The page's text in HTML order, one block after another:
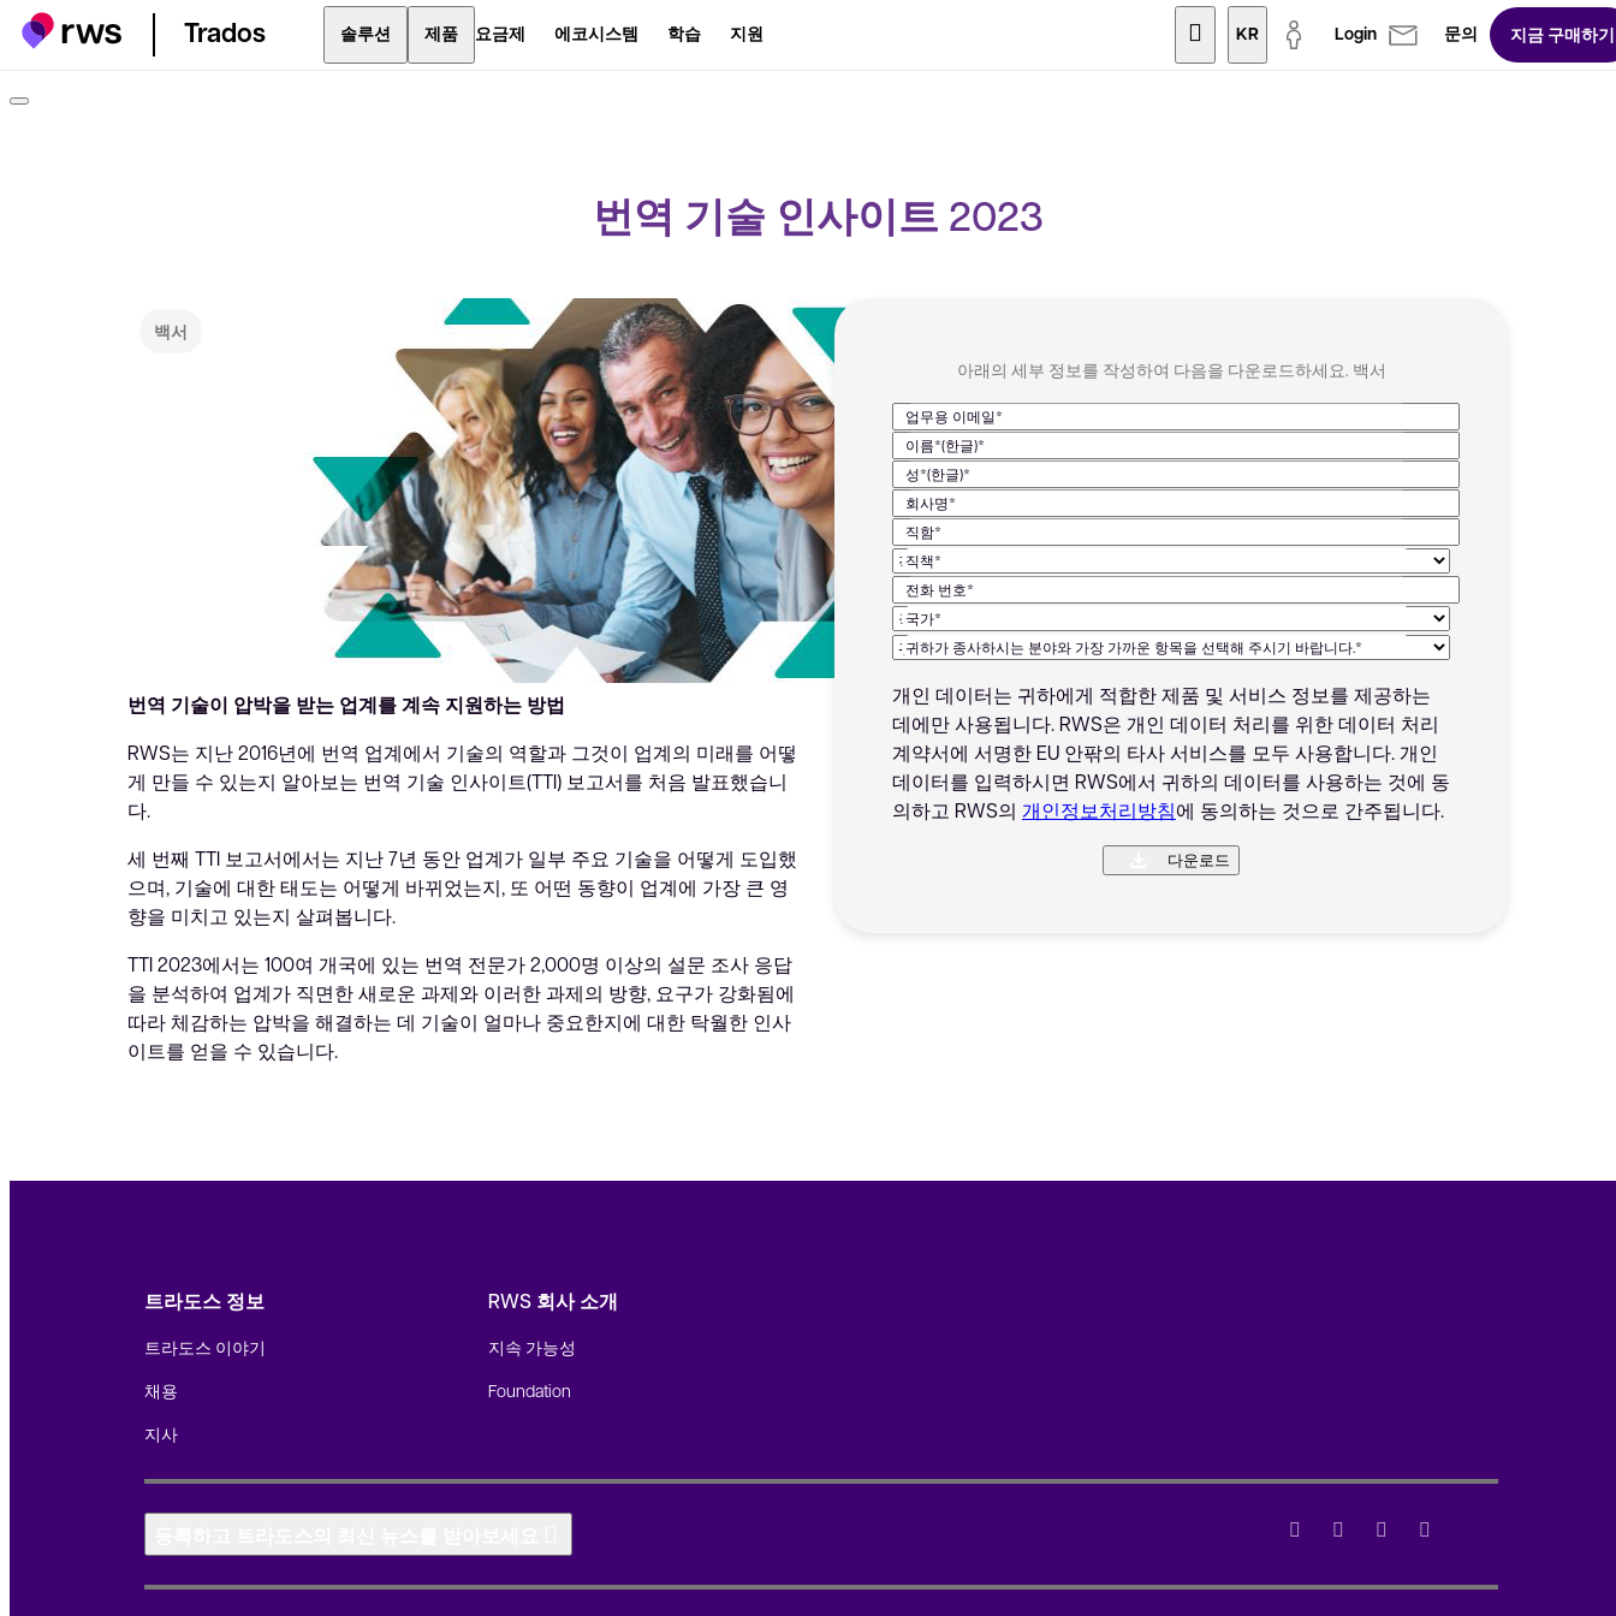
Trados 솔루션 제품 요금제 에코시스템 학습 지원 KR Login 문의 지금 구매하기
번역 기술 인사이트 2023
백서
번역 기술이 압박을 받는 업계를 계속 지원하는 방법
RWS는 지난 2016년에 번역 업계에서 기술의 역할과 그것이 업계의 미래를 어떻
게 만들 수 있는지 알아보는 번역 기술 인사이트(TTI) 보고서를 처음 발표했습니
다.
세 번째 TTI 보고서에서는 지난 7년 동안 업계가 일부 주요 기술을 어떻게 도입했
으며, 기술에 대한 태도는 어떻게 바뀌었는지, 또 어떤 동향이 업계에 가장 큰 영
향을 미치고 있는지 살펴봅니다.
TTI 2023에서는 100여 개국에 있는 번역 전문가 2,000명 이상의 설문 조사 응답
을 분석하여 업계가 직면한 새로운 과제와 이러한 과제의 방향, 요구가 강화됨에
따라 체감하는 압박을 해결하는 데 기술이 얼마나 중요한지에 대한 탁월한 인사
이트를 얻을 수 있습니다.
아래의 세부 정보를 작성하여 다음을 다운로드하세요. 백서
업무용 이메일*
이름*(한글)*
성*(한글)*
회사명*
직함*
직책*
전화 번호*
국가*
귀하가 종사하시는 분야와 가장 가까운 항목을 선택해 주시기 바랍니다.*
개인 데이터는 귀하에게 적합한 제품 및 서비스 정보를 제공하는
데에만 사용됩니다. RWS은 개인 데이터 처리를 위한 데이터 처리
계약서에 서명한 EU 안팎의 타사 서비스를 모두 사용합니다. 개인
데이터를 입력하시면 RWS에서 귀하의 데이터를 사용하는 것에 동
의하고 RWS의 개인정보처리방침에 동의하는 것으로 간주됩니다.
트라도스 정보
트라도스 이야기
채용
지사
RWS 회사 소개
지속 가능성
Foundation